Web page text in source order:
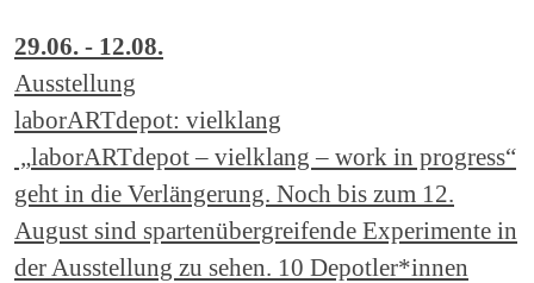
29.06. - 12.08.
Ausstellung
laborARTdepot: vielklang
„laborARTdepot – vielklang – work in progress“
geht in die Verlängerung. Noch bis zum 12.
August sind spartenübergreifende Experimente in
der Ausstellung zu sehen. 10 Depotler*innen